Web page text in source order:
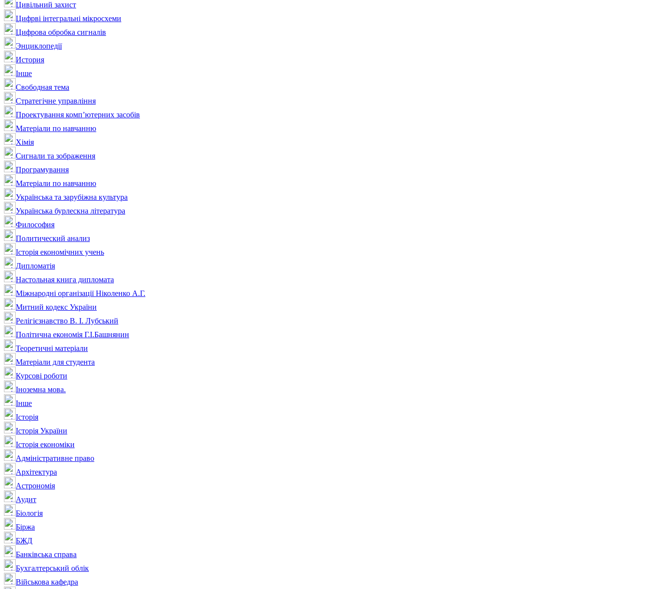
Цивільний захист
Цифрві інтегральні мікросхеми
Цифрова обробка сигналів
Энциклопедії
История
Інше
Свободная тема
Стратегічне управління
Проектування комп’ютерних засобів
Матеріали по навчанню
Хімія
Сигнали та зображення
Програмування
Матеріали по навчанню
Українська та зарубіжна культура
Українська бурлескна література
Философия
Политический анализ
Історія економічних учень
Дипломатія
Настольная книга дипломата
Міжнародні організації Ніколенко А.Г.
Митний кодекс України
Релігієзнавство В. І. Лубський
Політична економія Г.І.Башнянин
Теоретичні матеріали
Матеріали для студента
Курсові роботи
Іноземна мова.
Інше
Історія
Історія України
Історія економіки
Адміністративне право
Архітектура
Астрономія
Аудит
Біологія
Біржа
БЖД
Банківська справа
Бухгалтерський облік
Військова кафедра